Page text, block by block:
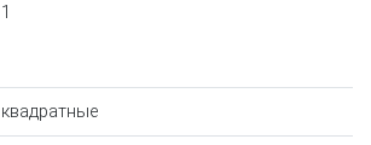
1
квадратные